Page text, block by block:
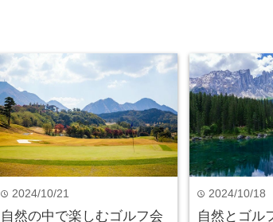
time 2024/10/21
自然の中で楽しむゴルフ会
time 2024/10/18
自然とゴル